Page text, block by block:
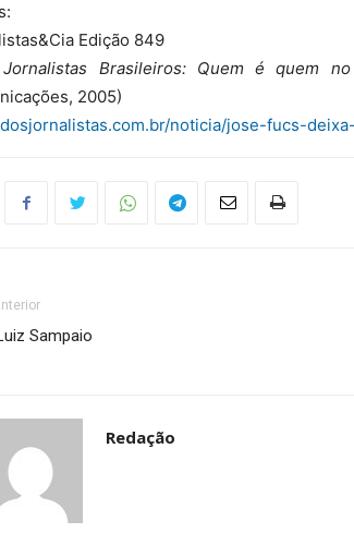
Edição 849
Jornalistas Brasileiros: Quem é quem
2005)
noticia/jose-fucs-
Sampaio
Redação